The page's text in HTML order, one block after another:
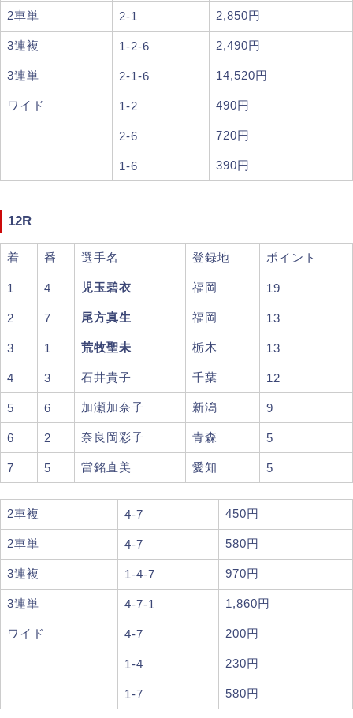
2車単 2-1 2,850円
3連複 1-2-6 2,490円
3連単 2-1-6 14,520円
ワイド 1-2 490円
2-6 720円
1-6 390円
12R
着 番 選手名 登録地 ポイント
1 4 児玉碧衣 福岡 19
2 7 尾方真生 福岡 13
3 1 荒牧聖未 栃木 13
4 3 石井貴子 千葉 12
5 6 加瀬加奈子 新潟 9
6 2 奈良岡彩子 青森 5
7 5 當銘直美 愛知 5
2車複 4-7 450円
2車単 4-7 580円
3連複 1-4-7 970円
3連単 4-7-1 1,860円
ワイド 4-7 200円
1-4 230円
1-7 580円